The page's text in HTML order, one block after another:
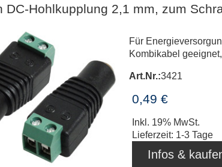
DC-Hohlkupplung 2,1 mm, zum
Für
Kombikabel
Art.Nr.:3421
0,49 €
Inkl. 19% MwSt.
Lieferzeit: 1-3 Tage
Infos &